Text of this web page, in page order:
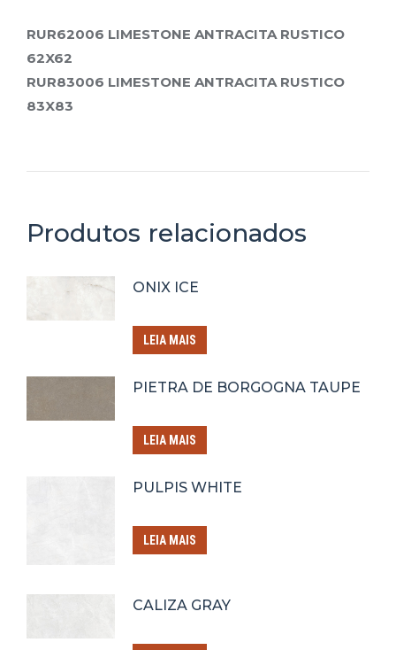
RUR62006 LIMESTONE ANTRACITA RUSTICO
62X62
RUR83006 LIMESTONE ANTRACITA RUSTICO
83X83
Produtos relacionados
ONIX ICE
LEIA MAIS
PIETRA DE BORGOGNA TAUPE
LEIA MAIS
PULPIS WHITE
LEIA MAIS
CALIZA GRAY